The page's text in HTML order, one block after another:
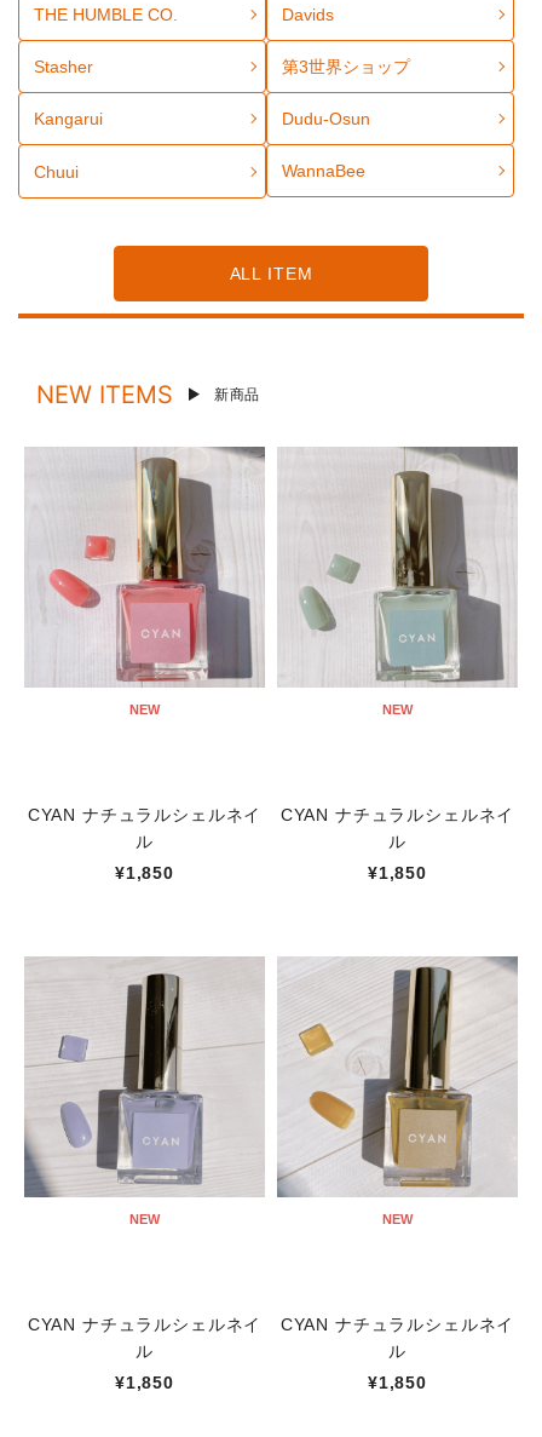
THE HUMBLE CO. Davids
Stasher 第3世界ショップ
Kangarui Dudu-Osun
Chuui WannaBee
ALL ITEM
NEW ITEMS 新商品
NEW
CYAN ナチュラルシェルネイ
ル
¥1,850
NEW
CYAN ナチュラルシェルネイ
ル
¥1,850
NEW
CYAN ナチュラルシェルネイ
ル
¥1,850
NEW
CYAN ナチュラルシェルネイ
ル
¥1,850